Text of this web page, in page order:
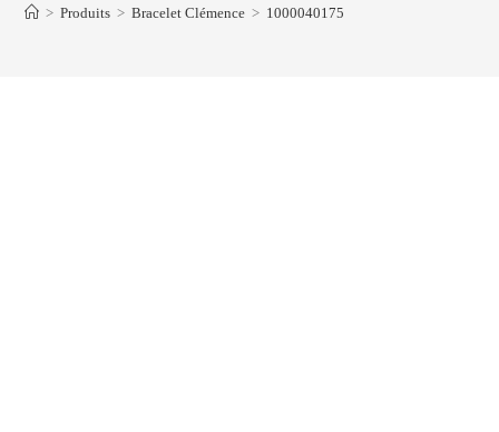
> Produits > Bracelet Clémence > 1000040175